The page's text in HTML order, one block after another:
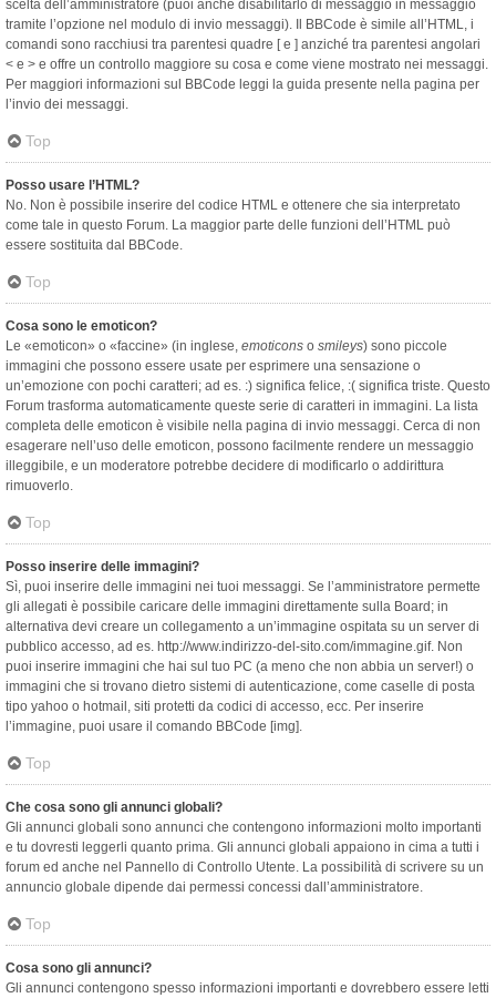
scelta dell’amministratore (puoi anche disabilitarlo di messaggio in messaggio
tramite l’opzione nel modulo di invio messaggi). Il BBCode è simile all’HTML, i
comandi sono racchiusi tra parentesi quadre [ e ] anziché tra parentesi angolari
< e > e offre un controllo maggiore su cosa e come viene mostrato nei messaggi.
Per maggiori informazioni sul BBCode leggi la guida presente nella pagina per
l’invio dei messaggi.
Top
Posso usare l’HTML?
No. Non è possibile inserire del codice HTML e ottenere che sia interpretato
come tale in questo Forum. La maggior parte delle funzioni dell’HTML può
essere sostituita dal BBCode.
Top
Cosa sono le emoticon?
Le «emoticon» o «faccine» (in inglese, emoticons o smileys) sono piccole
immagini che possono essere usate per esprimere una sensazione o
un’emozione con pochi caratteri; ad es. :) significa felice, :( significa triste. Questo
Forum trasforma automaticamente queste serie di caratteri in immagini. La lista
completa delle emoticon è visibile nella pagina di invio messaggi. Cerca di non
esagerare nell’uso delle emoticon, possono facilmente rendere un messaggio
illeggibile, e un moderatore potrebbe decidere di modificarlo o addirittura
rimuoverlo.
Top
Posso inserire delle immagini?
Sì, puoi inserire delle immagini nei tuoi messaggi. Se l’amministratore permette
gli allegati è possibile caricare delle immagini direttamente sulla Board; in
alternativa devi creare un collegamento a un’immagine ospitata su un server di
pubblico accesso, ad es. http://www.indirizzo-del-sito.com/immagine.gif. Non
puoi inserire immagini che hai sul tuo PC (a meno che non abbia un server!) o
immagini che si trovano dietro sistemi di autenticazione, come caselle di posta
tipo yahoo o hotmail, siti protetti da codici di accesso, ecc. Per inserire
l’immagine, puoi usare il comando BBCode [img].
Top
Che cosa sono gli annunci globali?
Gli annunci globali sono annunci che contengono informazioni molto importanti
e tu dovresti leggerli quanto prima. Gli annunci globali appaiono in cima a tutti i
forum ed anche nel Pannello di Controllo Utente. La possibilità di scrivere su un
annuncio globale dipende dai permessi concessi dall’amministratore.
Top
Cosa sono gli annunci?
Gli annunci contengono spesso informazioni importanti e dovrebbero essere letti